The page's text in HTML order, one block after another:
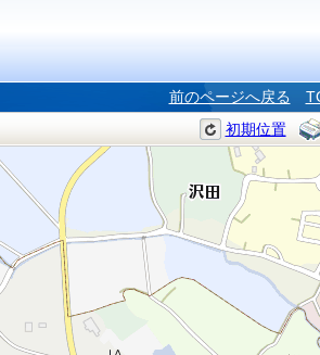
前のページへ戻る
初期位置